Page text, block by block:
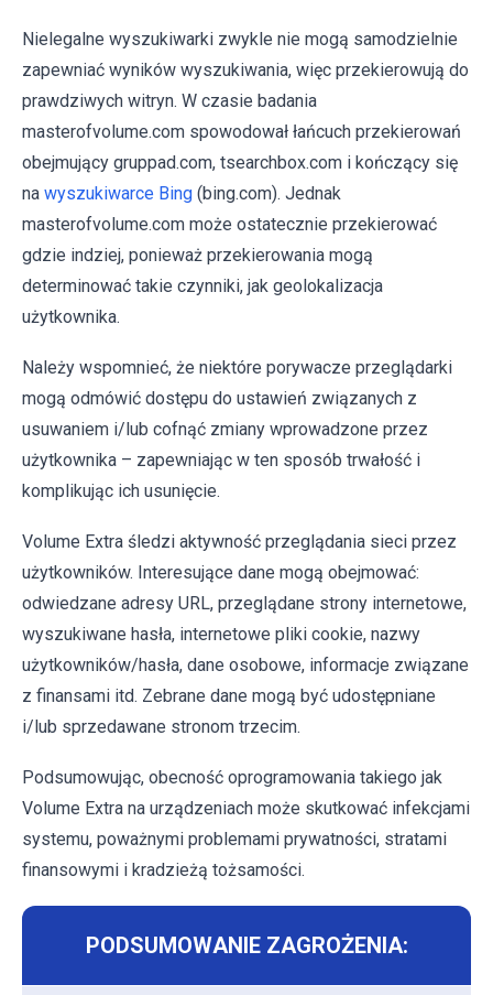
Nielegalne wyszukiwarki zwykle nie mogą samodzielnie
zapewniać wyników wyszukiwania, więc przekierowują do
prawdziwych witryn. W czasie badania
masterofvolume.com spowodował łańcuch przekierowań
obejmujący gruppad.com, tsearchbox.com i kończący się
na wyszukiwarce Bing (bing.com). Jednak
masterofvolume.com może ostatecznie przekierować
gdzie indziej, ponieważ przekierowania mogą
determinować takie czynniki, jak geolokalizacja
użytkownika.
Należy wspomnieć, że niektóre porywacze przeglądarki
mogą odmówić dostępu do ustawień związanych z
usuwaniem i/lub cofnąć zmiany wprowadzone przez
użytkownika – zapewniając w ten sposób trwałość i
komplikując ich usunięcie.
Volume Extra śledzi aktywność przeglądania sieci przez
użytkowników. Interesujące dane mogą obejmować:
odwiedzane adresy URL, przeglądane strony internetowe,
wyszukiwane hasła, internetowe pliki cookie, nazwy
użytkowników/hasła, dane osobowe, informacje związane
z finansami itd. Zebrane dane mogą być udostępniane
i/lub sprzedawane stronom trzecim.
Podsumowując, obecność oprogramowania takiego jak
Volume Extra na urządzeniach może skutkować infekcjami
systemu, poważnymi problemami prywatności, stratami
finansowymi i kradzieżą tożsamości.
PODSUMOWANIE ZAGROŻENIA: